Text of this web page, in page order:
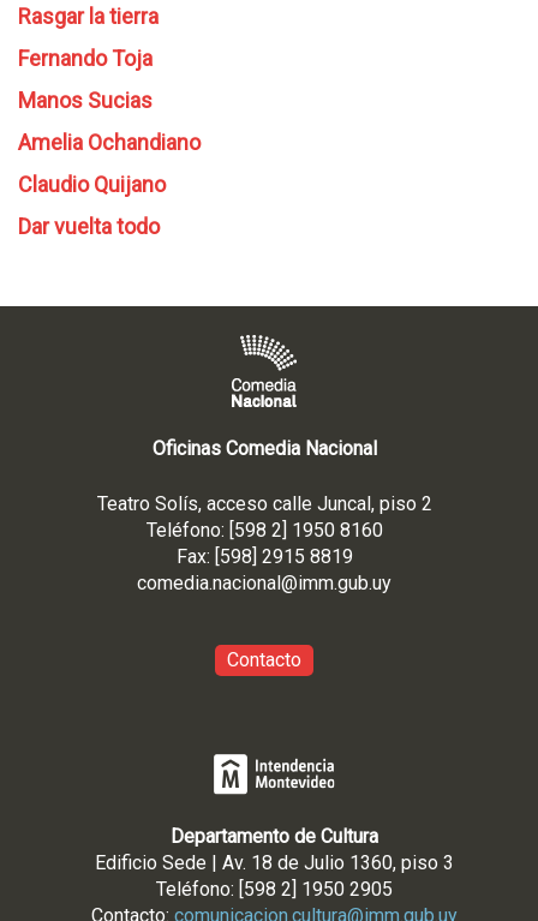
Rasgar la tierra
Fernando Toja
Manos Sucias
Amelia Ochandiano
Claudio Quijano
Dar vuelta todo
Oficinas Comedia Nacional
Teatro Solís, acceso calle Juncal, piso 2
Teléfono: [598 2] 1950 8160
Fax: [598] 2915 8819
comedia.nacional@imm.gub.uy
Contacto
Departamento de Cultura
Edificio Sede | Av. 18 de Julio 1360, piso 3
Teléfono: [598 2] 1950 2905
Contacto: comunicacion.cultura@imm.gub.uy